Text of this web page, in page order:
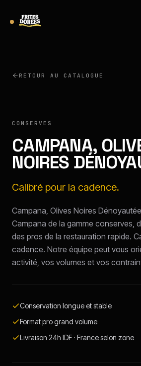
RETOUR AU CATALOGUE
CONSERVES
CAMPANA,
NOIRES
Calibré pour la cadence.
Campana, Olives Noires
Campana de la gamme conserves,
des pros de la restauration rapide.
cadence. Notre équipe peut vous
activité, vos volumes et vos
Conservation longue et stable
Format pro grand volume
Livraison 24h IDF · France selon zone